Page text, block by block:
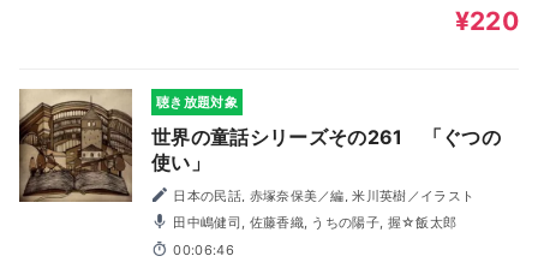
¥220
聴き放題対象
世界の童話シリーズその261 「ぐつの
使い」
日本の民話, 赤塚奈保美／編, 米川英樹／イラスト
田中嶋健司, 佐藤香織, うちの陽子, 握☆飯太郎
00:06:46